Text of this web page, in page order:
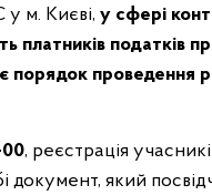
у м. Києві, у сфері
платників податків
проведення
00, реєстрація
документ, який